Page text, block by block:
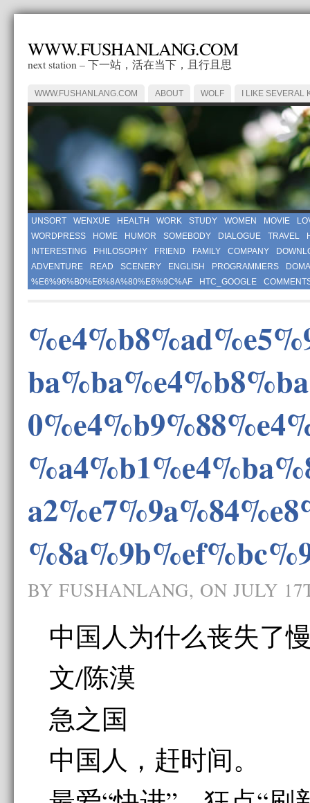
WWW.FUSHANLANG.COM
next station – 下一站，活在当下，且行且思
WWW.FUSHANLANG.COM ABOUT WOLF I LIKE SEVERAL
UNSORT WENXUE HEALTH WORK STUDY WOMEN MOVIE
WORDPRESS
HOME HUMOR SOMEBODY DIALOGUE TRAVEL
INTERESTING
PHILOSOPHY FRIEND FAMILY COMPANY
ADVENTURE
READ SCENERY ENGLISH PROGRAMMERS
%E6%96%B0%E6%8A%80%E6%9C%AF
HTC_GOOGLE
BY FUSHANLANG, ON JULY
中国人为什么丧失了
文/陈漠
急之国
中国人，赶时间。